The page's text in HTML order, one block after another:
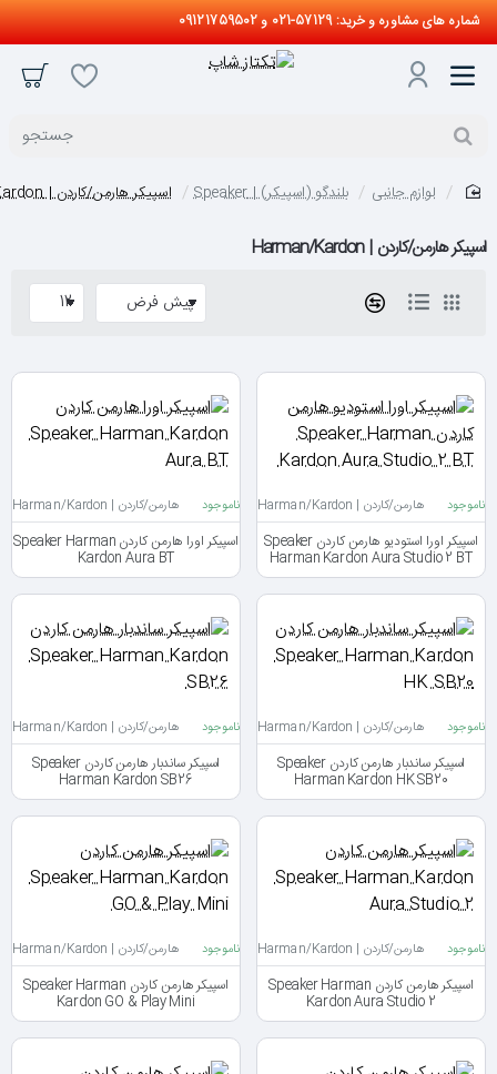
شماره های مشاوره و خرید: 57129-021 و 09121759502
جستجو
لوازم جانبی بلندگو (اسپیکر) | Speaker اسپیکر هارمن/کاردن | Harman/Kardon
اسپیکر هارمن/کاردن | Harman/Kardon
ناموجود هارمن/کاردن | Harman/Kardon
اسپیکر اورا استودیو هارمن کاردن Speaker
Harman Kardon Aura Studio 2 BT
ناموجود هارمن/کاردن | Harman/Kardon
اسپیکر اورا هارمن کاردن Speaker Harman
Kardon Aura BT
ناموجود هارمن/کاردن | Harman/Kardon
اسپیکر ساندبار هارمن کاردن Speaker
Harman Kardon HK SB20
ناموجود هارمن/کاردن | Harman/Kardon
اسپیکر ساندبار هارمن کاردن Speaker
Harman Kardon SB26
ناموجود هارمن/کاردن | Harman/Kardon
اسپیکر هارمن کاردن Speaker Harman
Kardon Aura Studio 2
ناموجود هارمن/کاردن | Harman/Kardon
اسپیکر هارمن کاردن Speaker Harman
Kardon GO & Play Mini